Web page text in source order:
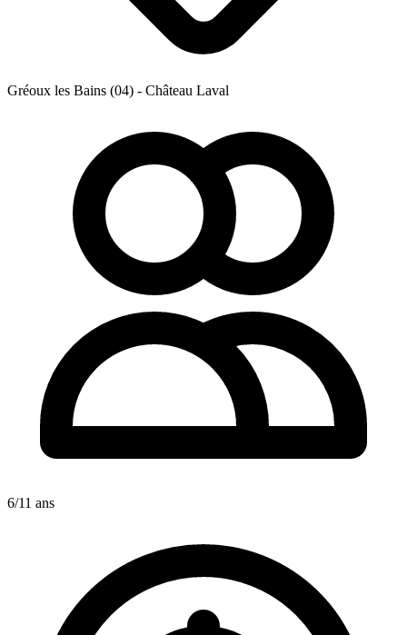
Gréoux les Bains (04) - Château Laval
6/11 ans